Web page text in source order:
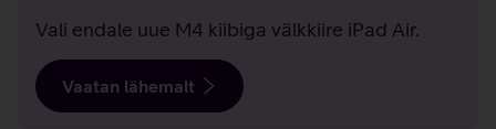
Vali endale uue M4 kiibiga välkkiire iPad Air.
Vaatan lähemalt